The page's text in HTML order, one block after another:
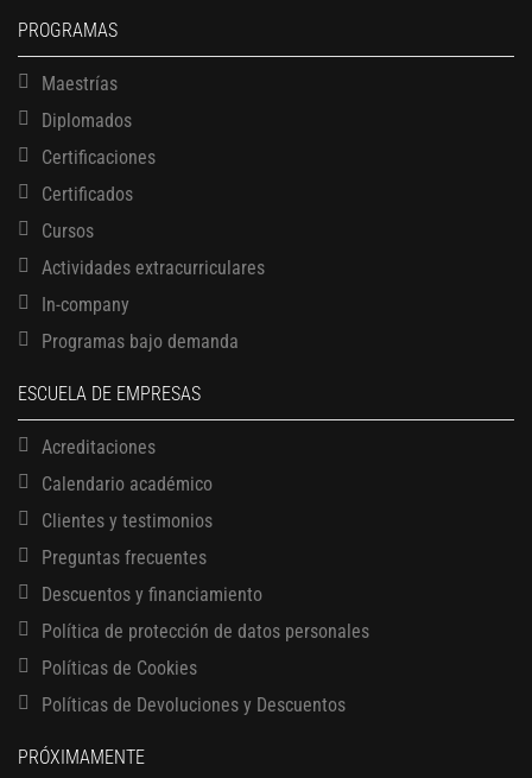
PROGRAMAS
Maestrías
Diplomados
Certificaciones
Certificados
Cursos
Actividades extracurriculares
In-company
Programas bajo demanda
ESCUELA DE EMPRESAS
Acreditaciones
Calendario académico
Clientes y testimonios
Preguntas frecuentes
Descuentos y financiamiento
Política de protección de datos personales
Políticas de Cookies
Políticas de Devoluciones y Descuentos
PRÓXIMAMENTE
13 AGOSTO, 2026
Finanzas para no financieros
Gerencia de empresas familiares